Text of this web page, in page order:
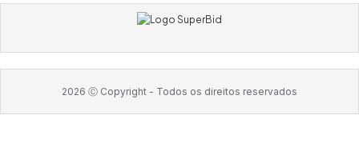
2026 Ⓒ Copyright - Todos os direitos reservados